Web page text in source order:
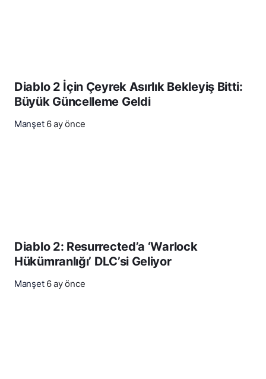
Diablo 2 İçin Çeyrek Asırlık Bekleyiş Bitti:
Büyük Güncelleme Geldi
Manşet 6 ay önce
Diablo 2: Resurrected’a ‘Warlock
Hükümranlığı’ DLC’si Geliyor
Manşet 6 ay önce